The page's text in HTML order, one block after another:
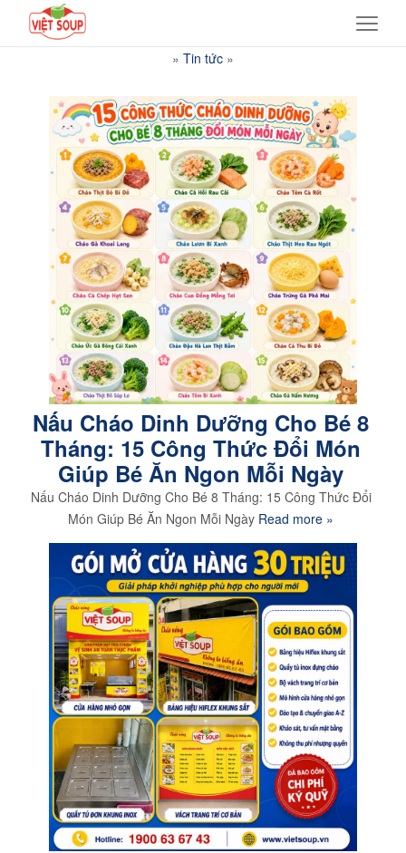
» Tin tức »
Nấu Cháo Dinh Dưỡng Cho Bé 8
Tháng: 15 Công Thức Đổi Món
Giúp Bé Ăn Ngon Mỗi Ngày
Nấu Cháo Dinh Dưỡng Cho Bé 8 Tháng: 15 Công Thức Đổi
Món Giúp Bé Ăn Ngon Mỗi Ngày Read more »